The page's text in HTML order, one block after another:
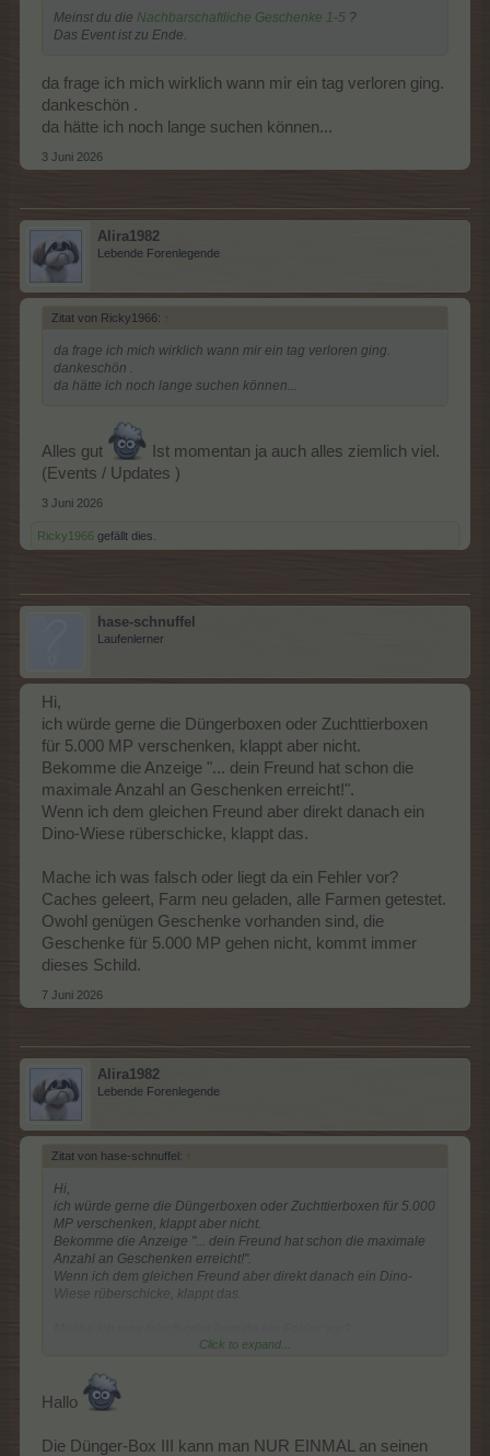
Meinst du die Nachbarschaftliche Geschenke 1-5 ?
Das Event ist zu Ende.
da frage ich mich wirklich wann mir ein tag verloren ging.
dankeschön .
da hätte ich noch lange suchen können...
3 Juni 2026
Alira1982
Lebende Forenlegende
Zitat von Ricky1966: ↑
da frage ich mich wirklich wann mir ein tag verloren ging.
dankeschön .
da hätte ich noch lange suchen können...
Alles gut
Ist momentan ja auch alles ziemlich viel.
(Events / Updates )
3 Juni 2026
Ricky1966 gefällt dies.
hase-schnuffel
Laufenlerner
Hi,
ich würde gerne die Düngerboxen oder Zuchttierboxen
für 5.000 MP verschenken, klappt aber nicht.
Bekomme die Anzeige "... dein Freund hat schon die
maximale Anzahl an Geschenken erreicht!".
Wenn ich dem gleichen Freund aber direkt danach ein
Dino-Wiese rüberschicke, klappt das.
Mache ich was falsch oder liegt da ein Fehler vor?
Caches geleert, Farm neu geladen, alle Farmen getestet.
Owohl genügen Geschenke vorhanden sind, die
Geschenke für 5.000 MP gehen nicht, kommt immer
dieses Schild.
7 Juni 2026
Alira1982
Lebende Forenlegende
Zitat von hase-schnuffel: ↑
Hi,
ich würde gerne die Düngerboxen oder Zuchttierboxen für 5.000
MP verschenken, klappt aber nicht.
Bekomme die Anzeige "... dein Freund hat schon die maximale
Anzahl an Geschenken erreicht!".
Wenn ich dem gleichen Freund aber direkt danach ein Dino-
Wiese rüberschicke, klappt das.
Caches geleert, Farm neu geladen, alle Farmen getestet.
5.000 MP gehen nicht, kommt immer dieses Schild.
Click to expand...
Hallo
Die Dünger-Box III kann man NUR EINMAL an seinen